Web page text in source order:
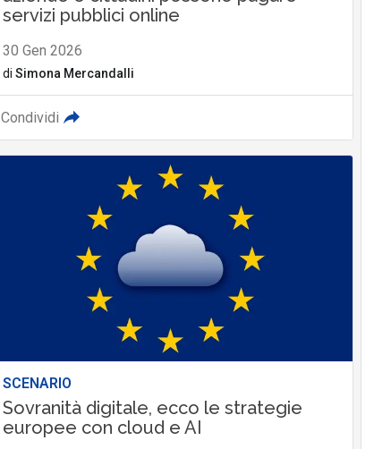
servizi pubblici online
30 Gen 2026
di Simona Mercandalli
Condividi
SCENARIO
Sovranità digitale, ecco le strategie
europee con cloud e AI